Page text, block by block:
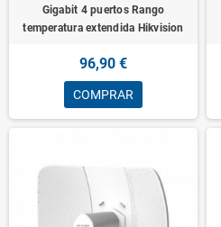
Gigabit 4 puertos Rango
temperatura extendida Hikvision
96,90 €
COMPRAR